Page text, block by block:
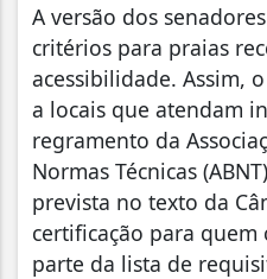
A versão dos
critérios para praias
acessibilidade. Assim,
a locais que atendam
regramento da
Normas Técnicas
prevista no texto da
certificação para quem
parte da lista de